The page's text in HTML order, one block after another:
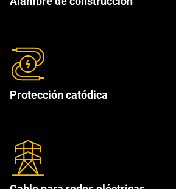
Protección catódica